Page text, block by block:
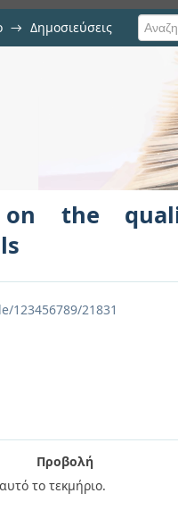
→ Δημοσιεύσεις
of
on the
21831
Προβολή
το τεκμήριο.